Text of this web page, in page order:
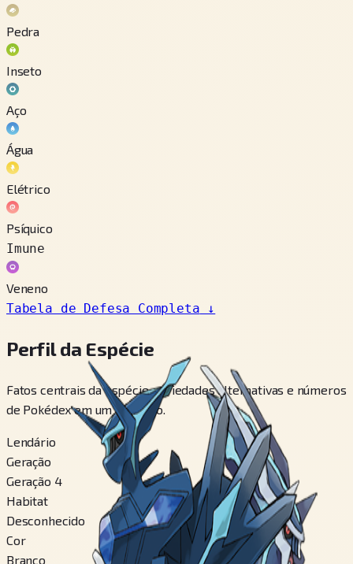
Pedra
Inseto
Aço
Água
Elétrico
Psíquico
Imune
Veneno
Tabela de Defesa Completa ↓
Perfil da Espécie
Fatos centrais da espécie, variedades alternativas e números
de Pokédex em um só bloco.
Lendário
Geração
Geração 4
Habitat
Desconhecido
Cor
Branco